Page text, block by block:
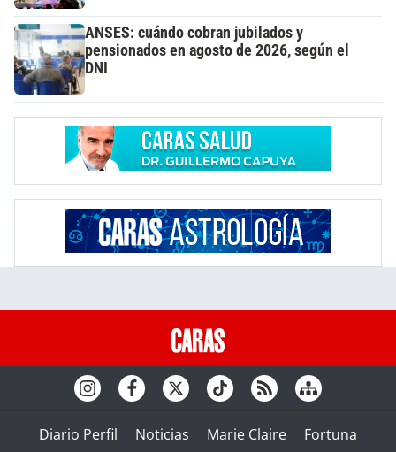
ANSES: cuándo cobran jubilados y
pensionados en agosto de 2026, según el
DNI
Diario Perfil Noticias Marie Claire Fortuna